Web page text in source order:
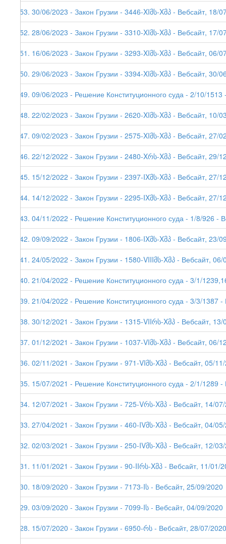
253. 30/06/2023 - Закон Грузии - 3446-XIმს-Xმპ - Вебсайт, 18/
252. 28/06/2023 - Закон Грузии - 3310-XIმს-Xმპ - Вебсайт, 17/
251. 16/06/2023 - Закон Грузии - 3293-XIმს-Xმპ - Вебсайт, 06/
250. 29/06/2023 - Закон Грузии - 3394-XIმს-Xმპ - Вебсайт, 30/
249. 09/06/2023 - Решение Конституционного суда - 2/10/
248. 22/02/2023 - Закон Грузии - 2620-XIმს-Xმპ - Вебсайт, 10/
247. 09/02/2023 - Закон Грузии - 2575-XIმს-Xმპ - Вебсайт, 27/
246. 22/12/2022 - Закон Грузии - 2480-Xრს-Xმპ - Вебсайт, 29/
245. 15/12/2022 - Закон Грузии - 2397-IXმს-Xმპ - Вебсайт, 27/
244. 14/12/2022 - Закон Грузии - 2295-IXმს-Xმპ - Вебсайт, 27/
243. 04/11/2022 - Решение Конституционного суда - 1/8/926 -
242. 09/09/2022 - Закон Грузии - 1806-IXმს-Xმპ - Вебсайт, 23/
241. 24/05/2022 - Закон Грузии - 1580-VIIIმს-Xმპ - Вебсайт,
240. 21/04/2022 - Решение Конституционного суда - 3/1/
239. 21/04/2022 - Решение Конституционного суда - 3/3/1387
238. 30/12/2021 - Закон Грузии - 1315-VIIრს-Xმპ - Вебсайт,
237. 01/12/2021 - Закон Грузии - 1037-VIმს-Xმპ - Вебсайт, 06/
236. 02/11/2021 - Закон Грузии - 971-VIმს-Xმპ - Вебсайт, 05/
235. 15/07/2021 - Решение Конституционного суда - 2/1/1289
234. 12/07/2021 - Закон Грузии - 725-Vრს-Xმპ - Вебсайт, 14/
233. 27/04/2021 - Закон Грузии - 460-IVმს-Xმპ - Вебсайт, 04/
232. 02/03/2021 - Закон Грузии - 250-IVმს-Xმპ - Вебсайт, 12/
231. 11/01/2021 - Закон Грузии - 90-IIრს-Xმპ - Вебсайт, 11/
230. 18/09/2020 - Закон Грузии - 7173-Iს - Вебсайт, 25/09/2020
229. 03/09/2020 - Закон Грузии - 7099-Iს - Вебсайт, 04/09/2020
228. 15/07/2020 - Закон Грузии - 6950-რს - Вебсайт, 28/07/2020